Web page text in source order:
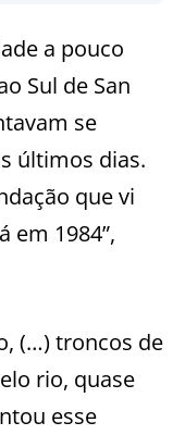
a pouco
Sul de San
se
últimos dias.
que vi
em 1984”,
(…) troncos de
rio, quase
esse